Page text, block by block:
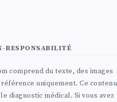
RESPONSABILITÉ
comprend du texte, des images
uniquement. Ce contenu
diagnostic médical. Si vous avez